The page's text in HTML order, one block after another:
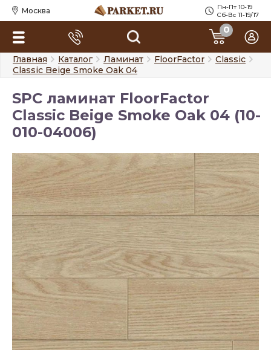
Москва
Пн-Пт 10-19
Сб-Вс 11-19/17
0
Главная Каталог Ламинат FloorFactor
Classic
Classic Beige Smoke Oak 04
SPC ламинат FloorFactor
Classic Beige Smoke Oak 04 (10-
010-04006)